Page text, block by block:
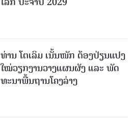
ທ່ານ ໂຕ​ເລິມ ເນັ້ນໜັກ ຕ້ອງ​ປ່ຽນ​ແປງ​
ໃໝ່​ວຽກ​ງານ​ວາງ​ແຜນ​ຜັງ ແລະ ​ພັດ​
ທະ​ນາ​ພື້ນ​ຖານ​ໂຄງ​ລ່າງ